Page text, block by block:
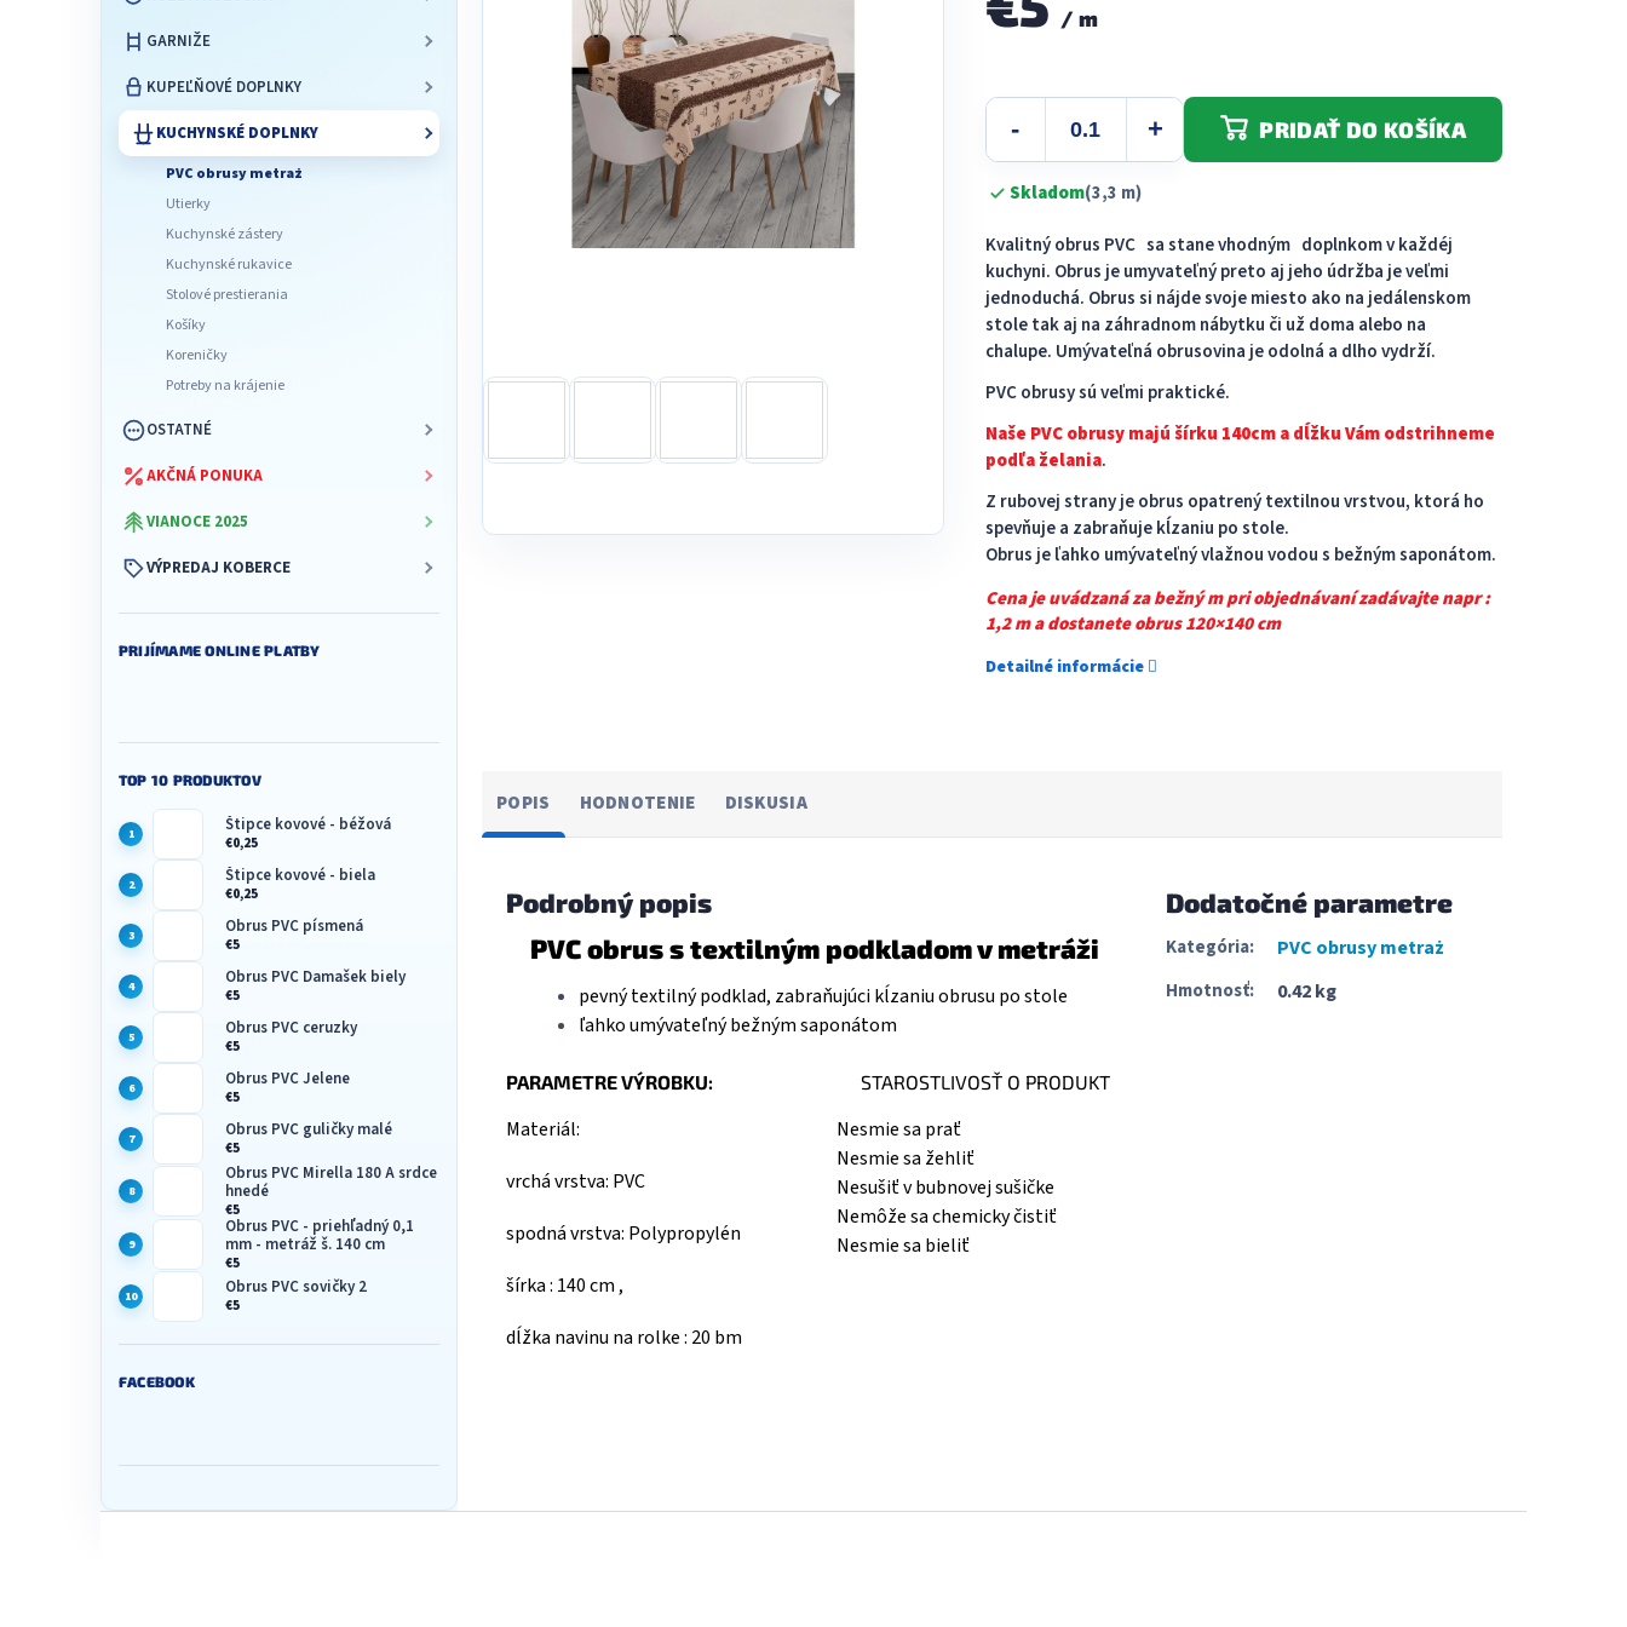
GARNIŽE
KUPEĽŇOVÉ DOPLNKY
KUCHYNSKÉ DOPLNKY
PVC obrusy metraż
Utierky
Kuchynské zástery
Kuchynské rukavice
Stolové prestierania
Košíky
Koreničky
Potreby na krájenie
OSTATNÉ
AKČNÁ PONUKA
VIANOCE 2025
VÝPREDAJ KOBERCE
PRIJÍMAME ONLINE PLATBY
TOP 10 PRODUKTOV
Štipce kovové - béžová
€0,25
Štipce kovové - biela
€0,25
Obrus PVC písmená
€5
Obrus PVC Damašek biely
€5
Obrus PVC ceruzky
€5
Obrus PVC Jelene
€5
Obrus PVC guličky malé
€5
Obrus PVC Mirella 180 A srdce
hnedé
€5
Obrus PVC - priehľadný 0,1
mm - metráž š. 140 cm
€5
Obrus PVC sovičky 2
€5
FACEBOOK
/ m
Skladom(3,3 m)
PRIDAŤ DO KOŠÍKA
Kvalitný obrus PVC sa stane vhodným doplnkom v každéj
kuchyni. Obrus je umyvateľný preto aj jeho údržba je veľmi
jednoduchá. Obrus ​​si nájde svoje miesto ako na jedálenskom
stole tak aj na záhradnom nábytku či už doma alebo na
chalupe. Umývateľná obrusovina je odolná a dlho vydrží.
PVC obrusy sú veľmi praktické.
Naše PVC obrusy majú šírku 140cm a dĺžku Vám odstrihneme
podľa želania.
Z rubovej strany je obrus opatrený textilnou vrstvou, ktorá ho
spevňuje a zabraňuje kĺzaniu po stole.
Obrus je ľahko umývateľný vlažnou vodou s bežným saponátom.
Cena je uvádzaná za bežný m pri objednávaní zadávajte napr :
1,2 m a dostanete obrus 120×140 cm
Detailné informácie
POPIS HODNOTENIE DISKUSIA
Podrobný popis
PVC obrus s textilným podkladom v metráži
pevný textilný podklad, zabraňujúci kĺzaniu obrusu po stole
ľahko umývateľný bežným saponátom
PARAMETRE VÝROBKU:
Materiál:
vrchá vrstva: PVC
spodná vrstva: Polypropylén
šírka : 140 cm ,
dĺžka navinu na rolke : 20 bm
STAROSTLIVOSŤ O PRODUKT
Nesmie sa prať
Nesmie sa žehliť
Nesušiť v bubnovej sušičke
Nemôže sa chemicky čistiť
Nesmie sa bieliť
Dodatočné parametre
Kategória: PVC obrusy metraż
Hmotnosť: 0.42 kg